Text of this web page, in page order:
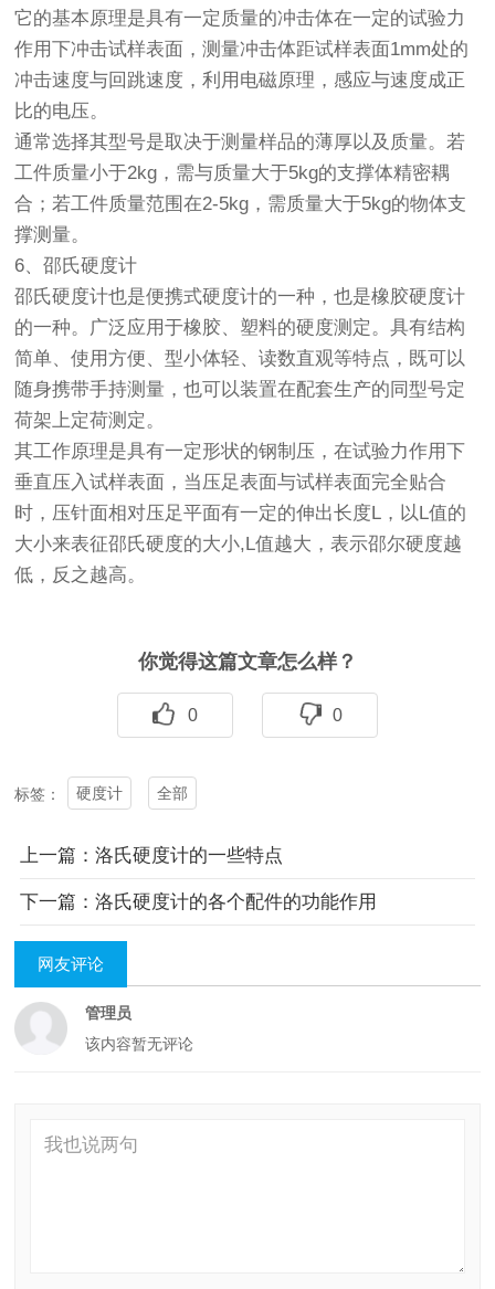
它的基本原理是具有一定质量的冲击体在一定的试验力
作用下冲击试样表面，测量冲击体距试样表面1mm处的
冲击速度与回跳速度，利用电磁原理，感应与速度成正
比的电压。
通常选择其型号是取决于测量样品的薄厚以及质量。若
工件质量小于2kg，需与质量大于5kg的支撑体精密耦
合；若工件质量范围在2-5kg，需质量大于5kg的物体支
撑测量。
6、邵氏硬度计
邵氏硬度计也是便携式硬度计的一种，也是橡胶硬度计
的一种。广泛应用于橡胶、塑料的硬度测定。具有结构
简单、使用方便、型小体轻、读数直观等特点，既可以
随身携带手持测量，也可以装置在配套生产的同型号定
荷架上定荷测定。
其工作原理是具有一定形状的钢制压，在试验力作用下
垂直压入试样表面，当压足表面与试样表面完全贴合
时，压针面相对压足平面有一定的伸出长度L，以L值的
大小来表征邵氏硬度的大小,L值越大，表示邵尔硬度越
低，反之越高。
你觉得这篇文章怎么样？
0 0
标签： 硬度计 全部
上一篇：洛氏硬度计的一些特点
下一篇：洛氏硬度计的各个配件的功能作用
网友评论
管理员
该内容暂无评论